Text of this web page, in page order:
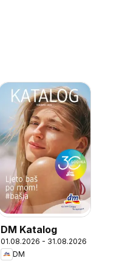
DM Katalog
01.08.2026 - 31.08.2026
DM